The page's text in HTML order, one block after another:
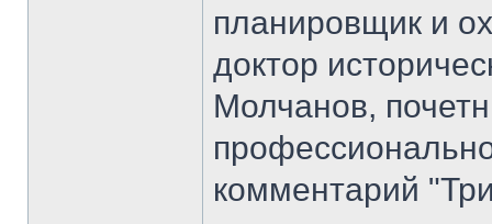
планировщик и
доктор
Молчанов,
комментарий